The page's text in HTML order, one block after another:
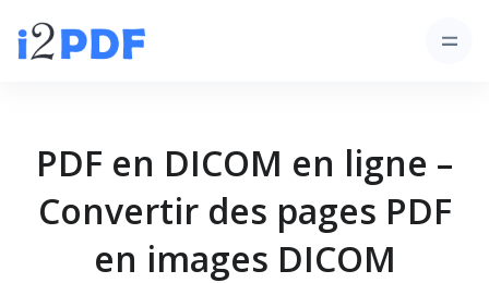
PDF en DICOM en ligne –
Convertir des pages PDF
en images DICOM